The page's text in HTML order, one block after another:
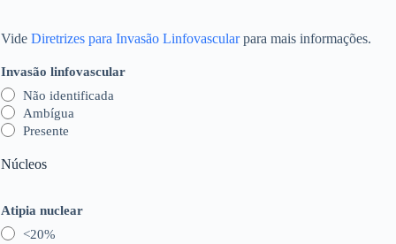
Vide Diretrizes para Invasão Linfovascularpara mais informações.
Invasão linfovascular
Não identificada
Ambígua
Presente
Núcleos
Atipia nuclear
<20%